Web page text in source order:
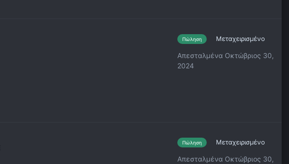
Πώληση Μεταχειρισμένο
Απεσταλμένα Οκτώβριος 30,
2024
Πώληση Μεταχειρισμένο
Απεσταλμένα Οκτώβριος 30,